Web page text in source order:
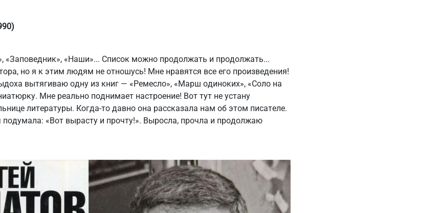
«Заповедник», «Наши»... Список можно продолжать и продолжать...
но я к этим людям не отношусь! Мне нравятся все его произведения!
вытягиваю одну из книг — «Ремесло», «Марш одиноких», «Соло на
Мне реально поднимает настроение! Вот тут не устану
литературы. Когда-то давно она рассказала нам об этом писателе.
подумала: «Вот вырасту и прочту!». Выросла, прочла и продолжаю